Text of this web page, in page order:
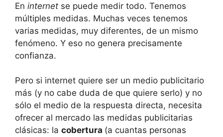
En internet se puede medir todo. Tenemos
múltiples medidas. Muchas veces tenemos
varias medidas, muy diferentes, de un mismo
fenómeno. Y eso no genera precisamente
confianza.
Pero si internet quiere ser un medio publicitario
más (y no cabe duda de que quiere serlo) y no
sólo el medio de la respuesta directa, necesita
ofrecer al mercado las medidas publicitarias
clásicas: la cobertura (a cuantas personas